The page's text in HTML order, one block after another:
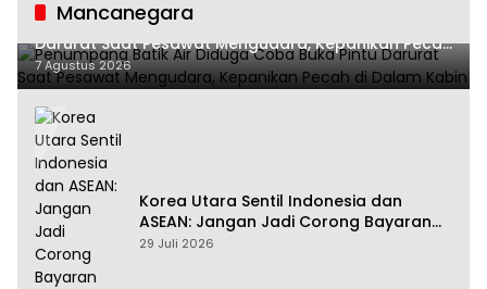
Mancanegara
Penumpang Batik Air Diduga Coba Buka Pintu
Darurat Saat Pesawat Mengudara, Kepanikan Pecah
di Dalam Kabin
7 Agustus 2026
Korea Utara Sentil Indonesia dan
ASEAN: Jangan Jadi Corong Bayaran
Amerika Serikat
29 Juli 2026